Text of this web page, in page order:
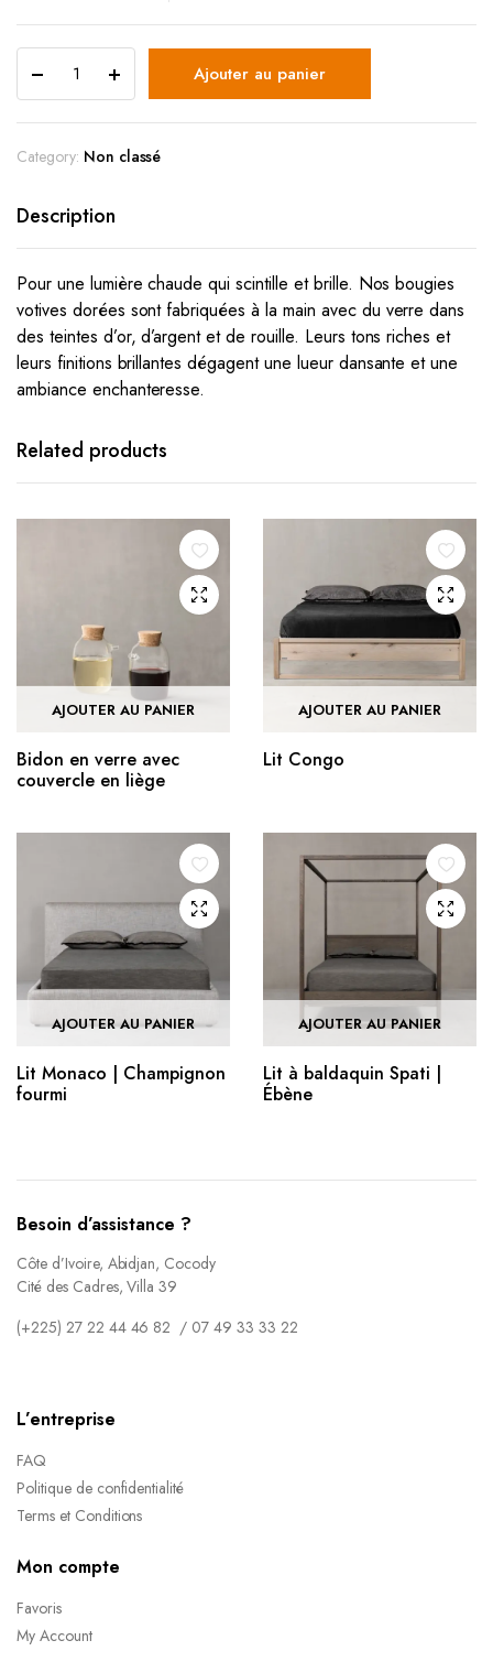
Ajouter au panier
Category: Non classé
Description
Pour une lumière chaude qui scintille et brille. Nos bougies
votives dorées sont fabriquées à la main avec du verre dans
des teintes d’or, d’argent et de rouille. Leurs tons riches et
leurs finitions brillantes dégagent une lueur dansante et une
ambiance enchanteresse.
Related products
AJOUTER AU PANIER
Bidon en verre avec
couvercle en liège
AJOUTER AU PANIER
Lit Congo
AJOUTER AU PANIER
Lit Monaco | Champignon
fourmi
AJOUTER AU PANIER
Lit à baldaquin Spati |
Ébène
Besoin d’assistance ?
Côte d’Ivoire, Abidjan, Cocody
Cité des Cadres, Villa 39
(+225) 27 22 44 46 82 / 07 49 33 33 22
L’entreprise
FAQ
Politique de confidentialité
Terms et Conditions
Mon compte
Favoris
My Account